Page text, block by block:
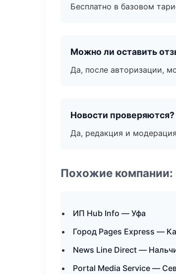
Бесплатно в базовом
Можно ли оставить
Да, после авторизации,
Новости проверяются?
Да, редакция и
Похожие
ИП Hub Info — Уфа
Город Pages Express —
News Line Direct —
Portal Media Service —